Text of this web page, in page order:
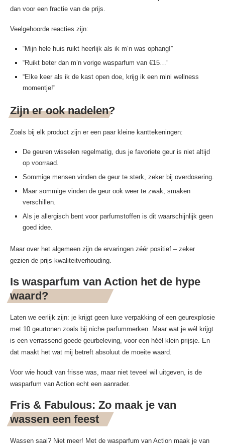
dan voor een fractie van de prijs.
Veelgehoorde reacties zijn:
“Mijn hele huis ruikt heerlijk als ik m’n was ophang!”
“Ruikt beter dan m’n vorige wasparfum van €15…”
“Elke keer als ik de kast open doe, krijg ik een mini wellness
momentje!”
Zijn er ook nadelen?
Zoals bij elk product zijn er een paar kleine kanttekeningen:
De geuren wisselen regelmatig, dus je favoriete geur is niet altijd
op voorraad.
Sommige mensen vinden de geur te sterk, zeker bij overdosering.
Maar sommige vinden de geur ook weer te zwak, smaken
verschillen.
Als je allergisch bent voor parfumstoffen is dit waarschijnlijk geen
goed idee.
Maar over het algemeen zijn de ervaringen zéér positief – zeker
gezien de prijs-kwaliteitverhouding.
Is wasparfum van Action het de hype
waard?
Laten we eerlijk zijn: je krijgt geen luxe verpakking of een geurexplosie
met 10 geurtonen zoals bij niche parfummerken. Maar wat je wél krijgt
is een verrassend goede geurbeleving, voor een héél klein prijsje. En
dat maakt het wat mij betreft absoluut de moeite waard.
Voor wie houdt van frisse was, maar niet teveel wil uitgeven, is de
wasparfum van Action echt een aanrader.
Fris & Fabulous: Zo maak je van
wassen een feest
Wassen saai? Niet meer! Met de wasparfum van Action maak je van